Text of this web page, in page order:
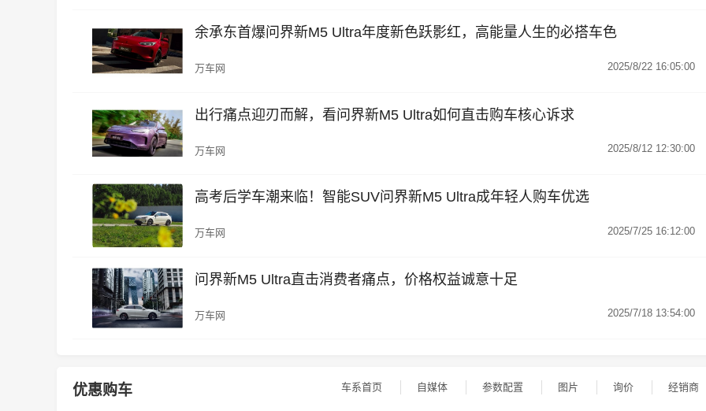
余承东首爆问界新M5 Ultra年度新色跃影红，高能量人生的必搭车色
万车网 2025/8/22 16:05:00
出行痛点迎刃而解，看问界新M5 Ultra如何直击购车核心诉求
万车网 2025/8/12 12:30:00
高考后学车潮来临！智能SUV问界新M5 Ultra成年轻人购车优选
万车网 2025/7/25 16:12:00
问界新M5 Ultra直击消费者痛点，价格权益诚意十足
万车网 2025/7/18 13:54:00
优惠购车 车系首页 自媒体 参数配置 图片 询价 经销商